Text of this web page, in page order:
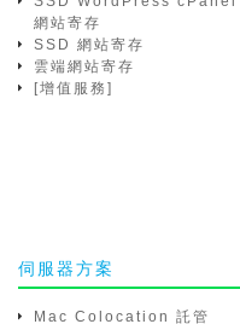
網站寄存
SSD 網站寄存
雲端網站寄存
[增值服務]
伺服器方案
Mac Colocation 託管